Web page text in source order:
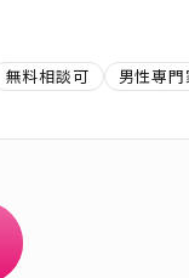
無料相談可 男性専